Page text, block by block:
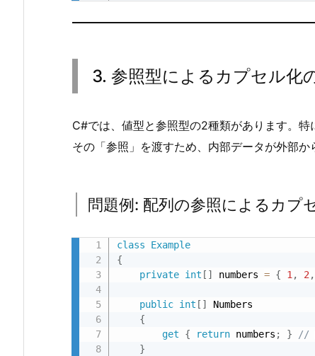
セ
ル
の
破
1.
問
例:
列
の
照
3. 参照型によるカプセル化
C#では、値型と参照型の2種類があります。特
その「参照」を渡すため、内部データが外部か
問題例: 配列の参照によるカプ
class
Example
{
private int [ ] numbers = { 1, 2,
public int [ ]
Numbers
{
get
{ return numbers ; }
//
}